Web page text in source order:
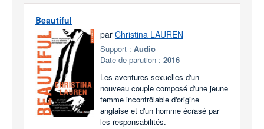
Beautiful
par Christina LAUREN
Support : Audio
Date de parution : 2016
Les aventures sexuelles d'un
nouveau couple composé d'une jeune
femme incontrôlable d'origine
anglaise et d'un homme écrasé par
les responsabilités.